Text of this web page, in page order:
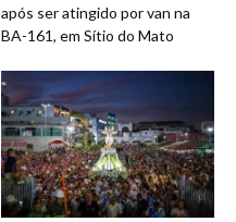
após ser atingido por van na
BA-161, em Sítio do Mato